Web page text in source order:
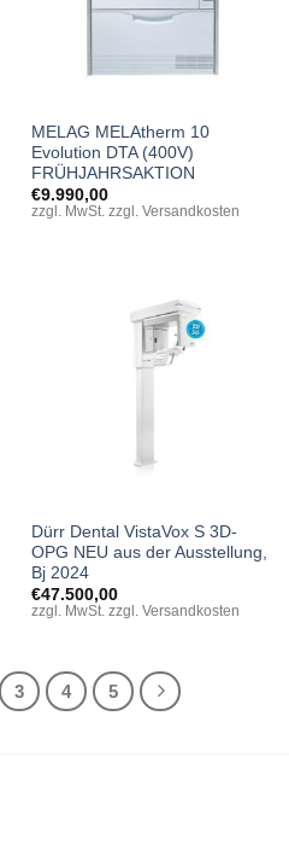
MELAG MELAtherm 10
Evolution DTA (400V)
FRÜHJAHRSAKTION
€9.990,00
zzgl. MwSt. zzgl. Versandkosten
Dürr Dental VistaVox S 3D-
OPG NEU aus der Ausstellung,
Bj 2024
€47.500,00
zzgl. MwSt. zzgl. Versandkosten
3 4 5